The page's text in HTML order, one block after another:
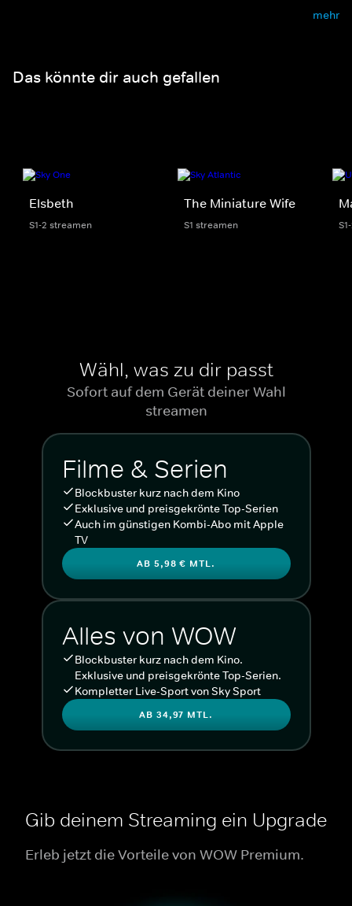
mehr
Das könnte dir auch gefallen
Elsbeth
S1-2 streamen
The Miniature Wife
S1 streamen
Wähl, was zu dir passt
Sofort auf dem Gerät deiner Wahl
streamen
Filme & Serien
Blockbuster kurz nach dem Kino
Exklusive und preisgekrönte Top-Serien
Auch im günstigen Kombi-Abo mit Apple
TV
AB 5,98 € MTL.
Alles von WOW
Blockbuster kurz nach dem Kino.
Exklusive und preisgekrönte Top-Serien.
Kompletter Live-Sport von Sky Sport
AB 34,97 MTL.
Gib deinem Streaming ein Upgrade
Erleb jetzt die Vorteile von WOW Premium.